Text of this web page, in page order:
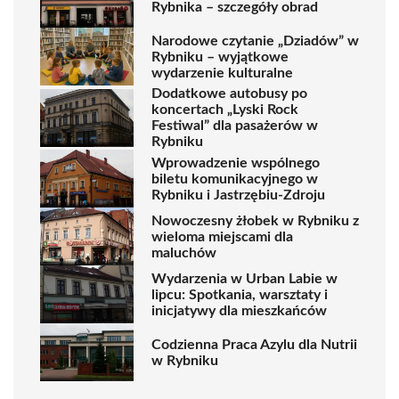
Rybnika – szczegóły obrad
Narodowe czytanie „Dziadów” w
Rybniku – wyjątkowe
wydarzenie kulturalne
Dodatkowe autobusy po
koncertach „Lyski Rock
Festiwal” dla pasażerów w
Rybniku
Wprowadzenie wspólnego
biletu komunikacyjnego w
Rybniku i Jastrzębiu-Zdroju
Nowoczesny żłobek w Rybniku z
wieloma miejscami dla
maluchów
Wydarzenia w Urban Labie w
lipcu: Spotkania, warsztaty i
inicjatywy dla mieszkańców
Codzienna Praca Azylu dla Nutrii
w Rybniku